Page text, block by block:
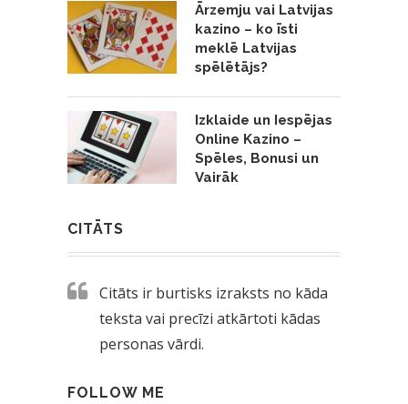
Ārzemju vai Latvijas
kazino – ko īsti
meklē Latvijas
spēlētājs?
Izklaide un Iespējas
Online Kazino –
Spēles, Bonusi un
Vairāk
CITĀTS
Citāts ir burtisks izraksts no kāda
teksta vai precīzi atkārtoti kādas
personas vārdi.
FOLLOW ME